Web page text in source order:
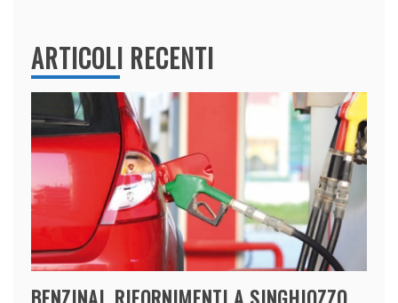
ARTICOLI RECENTI
BENZINAI, RIFORNIMENTI A SINGHIOZZO,